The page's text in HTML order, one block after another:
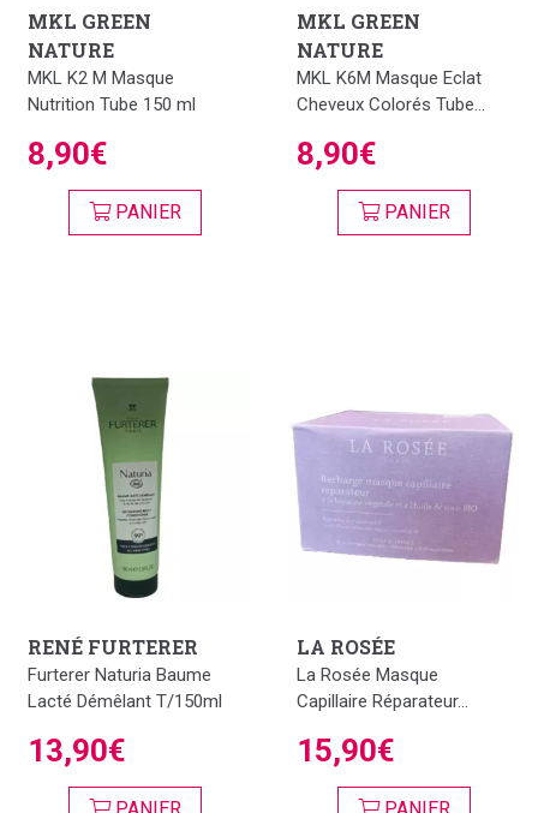
MKL GREEN
NATURE
MKL K2 M Masque
Nutrition Tube 150 ml
8,90€
PANIER
MKL GREEN
NATURE
MKL K6M Masque Eclat
Cheveux Colorés Tube...
8,90€
PANIER
RENÉ FURTERER
Furterer Naturia Baume
Lacté Démêlant T/150ml
13,90€
LA ROSÉE
La Rosée Masque
Capillaire Réparateur...
15,90€